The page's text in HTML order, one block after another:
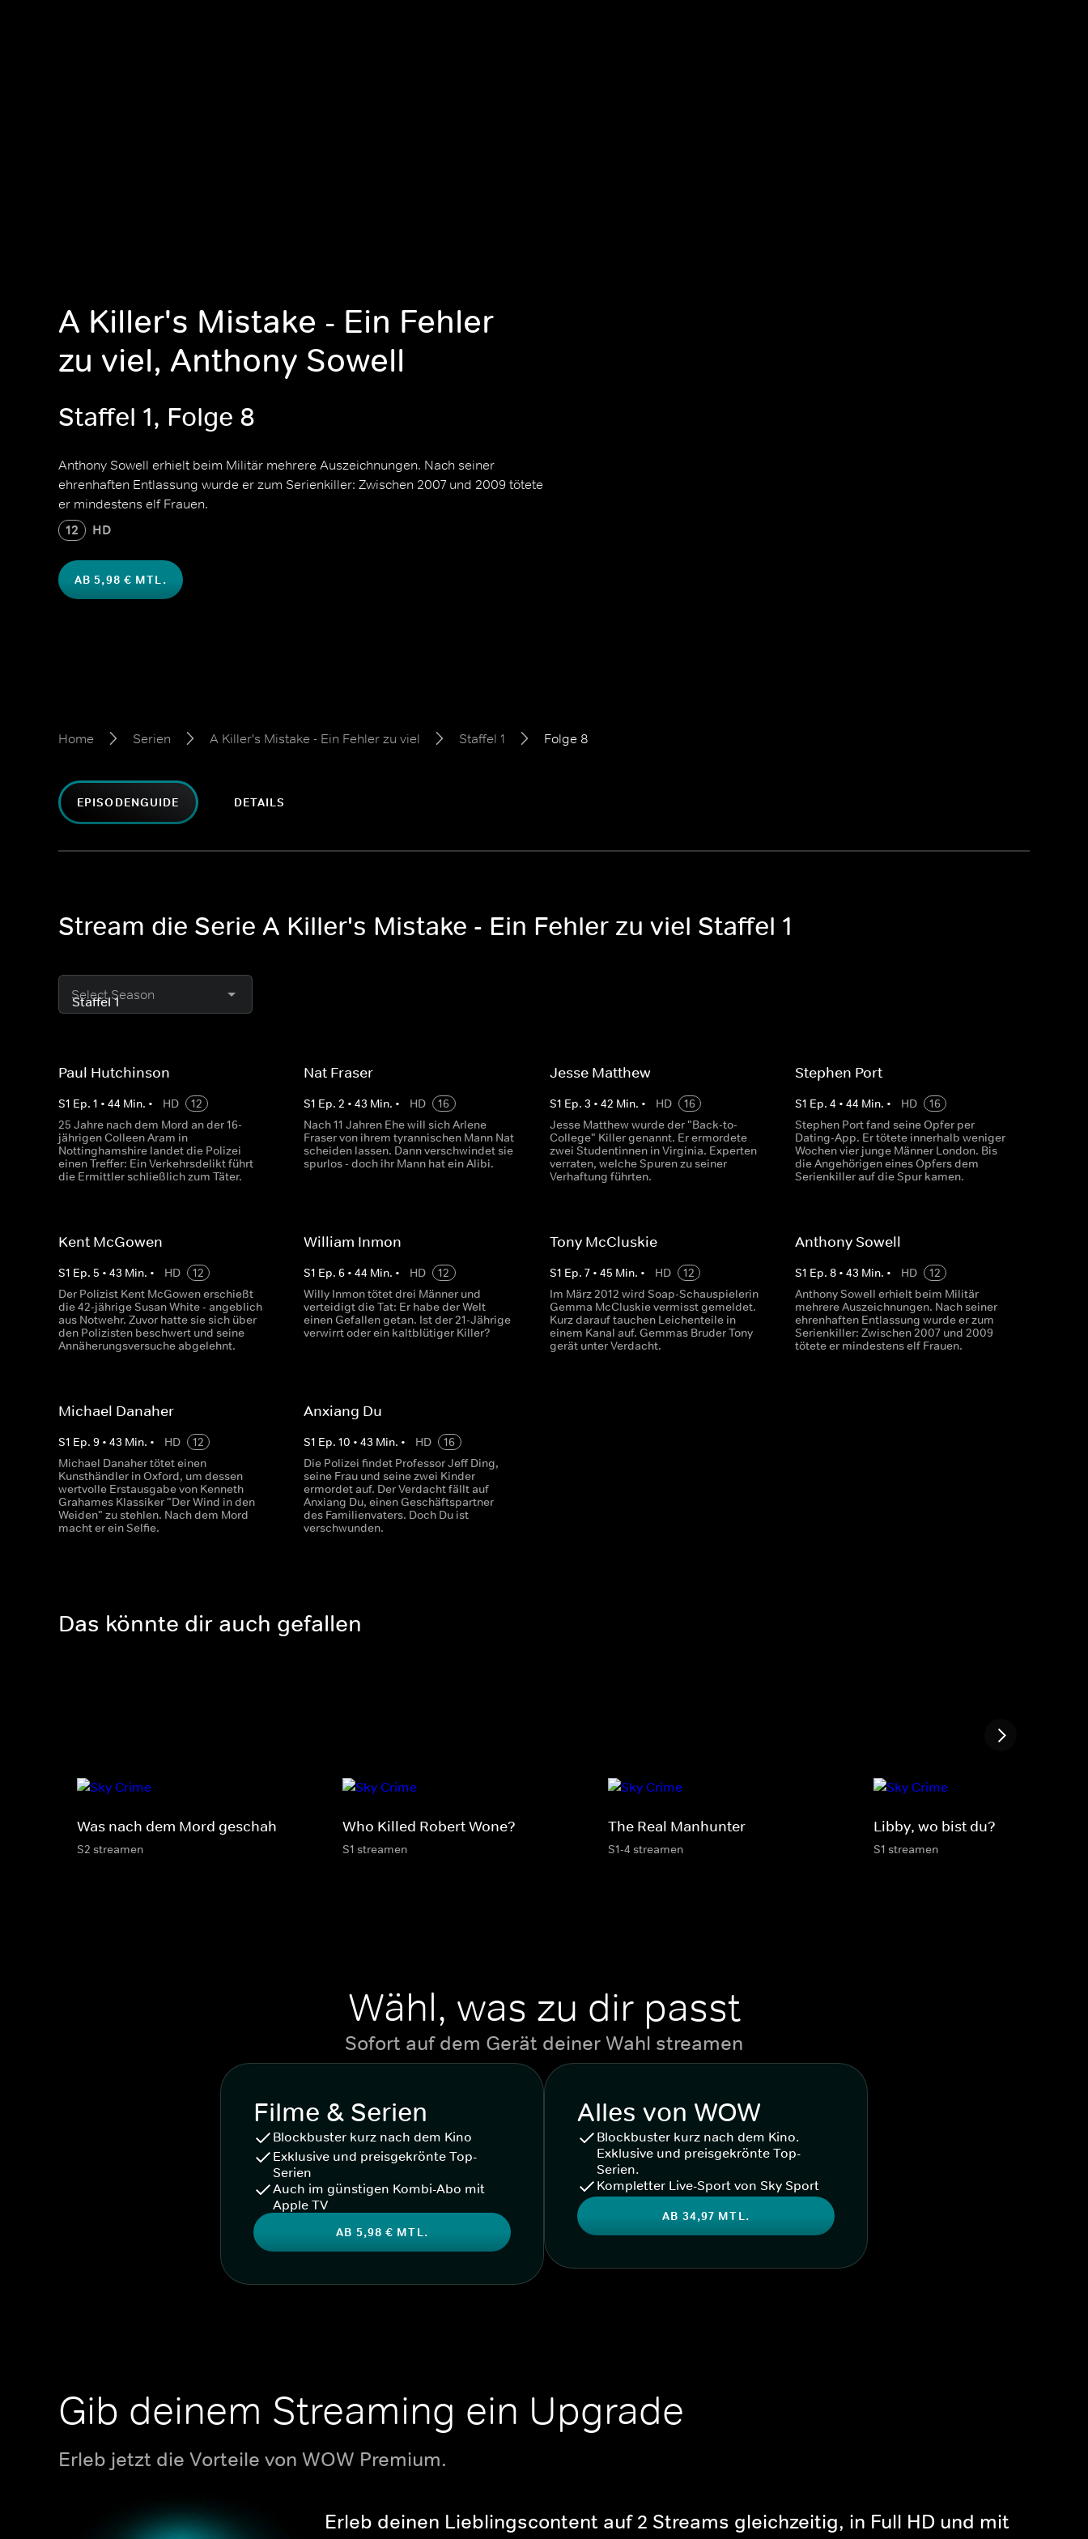
A Killer's Mistake - Ein Fehler
zu viel, Anthony Sowell
Staffel 1, Folge 8
Anthony Sowell erhielt beim Militär mehrere Auszeichnungen. Nach seiner
ehrenhaften Entlassung wurde er zum Serienkiller: Zwischen 2007 und 2009 tötete
er mindestens elf Frauen.
12 HD
AB 5,98 € MTL.
Home Serien A Killer's Mistake - Ein Fehler zu viel Staffel 1 Folge 8
EPISODENGUIDE DETAILS
Stream die Serie A Killer's Mistake - Ein Fehler zu viel Staffel 1
Select Season
Paul Hutchinson
S1 Ep. 1 • 44 Min. • HD
12
25 Jahre nach dem Mord an der 16-
jährigen Colleen Aram in
Nottinghamshire landet die Polizei
einen Treffer: Ein Verkehrsdelikt führt
die Ermittler schließlich zum Täter.
Nat Fraser
S1 Ep.2 •43 Min. • HD
16
Nach 11 Jahren Ehe will sich Arlene
Fraser von ihrem tyrannischen Mann Nat
scheiden lassen. Dann verschwindet sie
spurlos - doch ihr Mann hat ein Alibi.
Jesse Matthew
S1 Ep. 3 • 42 Min. • HD
16
Jesse Matthew wurde der "Back-to-
College" Killer genannt. Er ermordete
zwei Studentinnen in Virginia. Experten
verraten, welche Spuren zu seiner
Verhaftung führten.
Stephen Port
S1 Ep. 4 • 44 Min. • HD
16
Stephen Port fand seine Opfer per
Dating-App. Er tötete innerhalb weniger
Wochen vier junge Männer London. Bis
die Angehörigen eines Opfers dem
Serienkiller auf die Spur kamen.
Kent McGowen
S1 Ep. 5 • 43 Min. • HD
12
Der Polizist Kent McGowen erschießt
die 42-jährige Susan White - angeblich
aus Notwehr. Zuvor hatte sie sich über
den Polizisten beschwert und seine
Annäherungsversuche abgelehnt.
William Inmon
S1 Ep.6 •44 Min. • HD
12
Willy Inmon tötet drei Männer und
verteidigt die Tat: Er habe der Welt
einen Gefallen getan. Ist der 21-Jährige
verwirrt oder ein kaltblütiger Killer?
Tony McCluskie
S1 Ep. 7• 45 Min. • HD
12
Im März 2012 wird Soap-Schauspielerin
Gemma McCluskie vermisst gemeldet.
Kurz darauf tauchen Leichenteile in
einem Kanal auf. Gemmas Bruder Tony
gerät unter Verdacht.
Anthony Sowell
S1 Ep. 8• 43 Min. • HD
12
Anthony Sowell erhielt beim Militär
mehrere Auszeichnungen. Nach seiner
ehrenhaften Entlassung wurde er zum
Serienkiller: Zwischen 2007 und 2009
tötete er mindestens elf Frauen.
Michael Danaher
S1 Ep. 9 • 43 Min. • HD
12
Michael Danaher tötet einen
Kunsthändler in Oxford, um dessen
wertvolle Erstausgabe von Kenneth
Grahames Klassiker "Der Wind in den
Weiden" zu stehlen. Nach dem Mord
macht er ein Selfie.
Anxiang Du
S1 Ep.10 •43 Min. • HD
16
Die Polizei findet Professor Jeff Ding,
seine Frau und seine zwei Kinder
ermordet auf. Der Verdacht fällt auf
Anxiang Du, einen Geschäftspartner
des Familienvaters. Doch Du ist
verschwunden.
Das könnte dir auch gefallen
Was nach dem Mord geschah
S2 streamen
Who Killed Robert Wone?
S1 streamen
The Real Manhunter
S1-4 streamen
Libby, wo bist du?
S1 streamen
Wähl, was zu dir passt
Sofort auf dem Gerät deiner Wahl streamen
Filme & Serien
Blockbuster kurz nach dem Kino
Exklusive und preisgekrönte Top-
Serien
Auch im günstigen Kombi-Abo mit
Apple TV
AB 5,98 € MTL.
Alles von WOW
Blockbuster kurz nach dem Kino.
Exklusive und preisgekrönte Top-
Serien.
Kompletter Live-Sport von Sky Sport
AB 34,97 MTL.
Gib deinem Streaming ein Upgrade
Erleb jetzt die Vorteile von WOW Premium.
Erleb deinen Lieblingscontent auf 2 Streams gleichzeitig, in Full HD und mit